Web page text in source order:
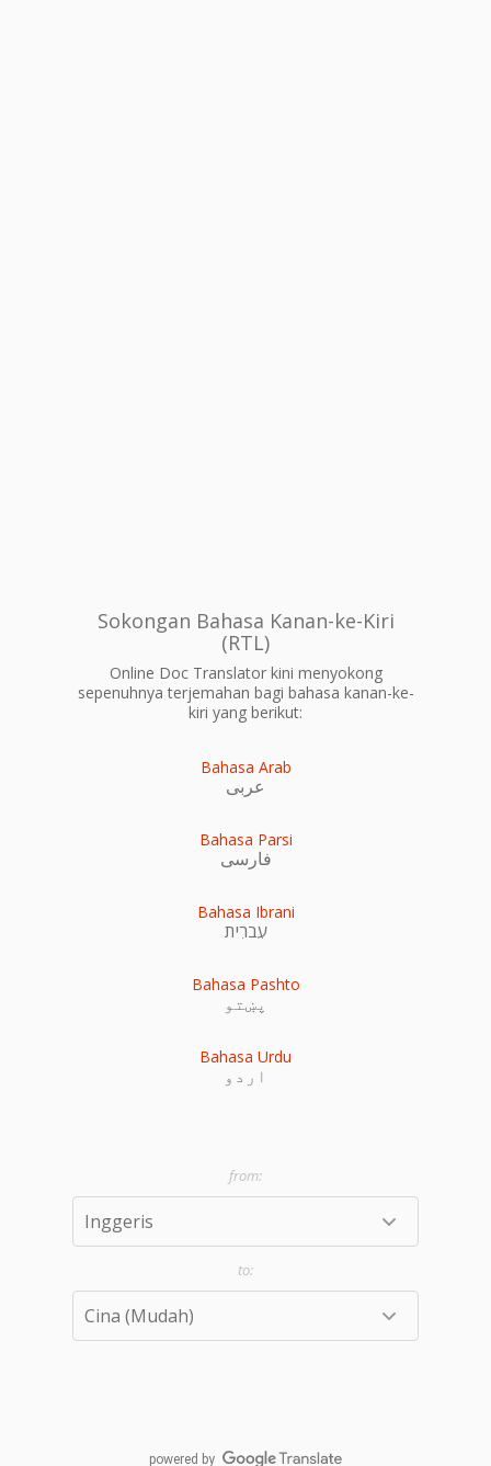
Sokongan Bahasa Kanan-ke-Kiri
(RTL)
Online Doc Translator kini menyokong
sepenuhnya terjemahan bagi bahasa kanan-ke-
kiri yang berikut:
Bahasa Arab
عربى
Bahasa Parsi
فارسی
Bahasa Ibrani
עִברִית
Bahasa Pashto
پښتو
Bahasa Urdu
اردو
powered by